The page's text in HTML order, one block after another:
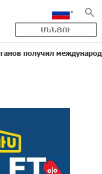
ՄԵՆՅՈՒ
международную